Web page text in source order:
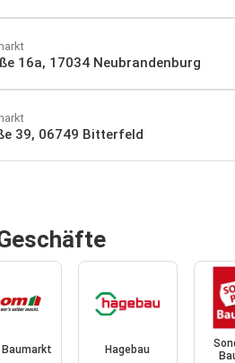
16a, 17034 Neubrandenburg
39, 06749 Bitterfeld
Hagebau